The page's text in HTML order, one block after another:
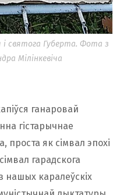
і святога Губерта. Фота з
Мілінкевіча
ганаровай
гістарычнае
проста як сімвал эпохі
гарадскога
нашых каралеўскіх